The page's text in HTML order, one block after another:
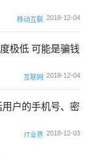
移动互联 2018-12-04
极低 可能是骗钱
互联网 2018-12-04
户的手机号、密
IT业界 2018-12-03